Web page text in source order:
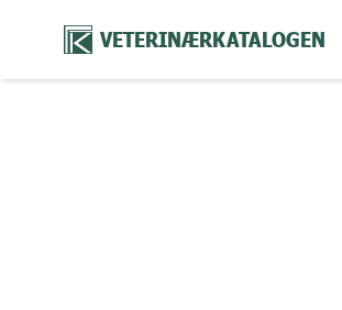
VETERINÆRKATALOGEN